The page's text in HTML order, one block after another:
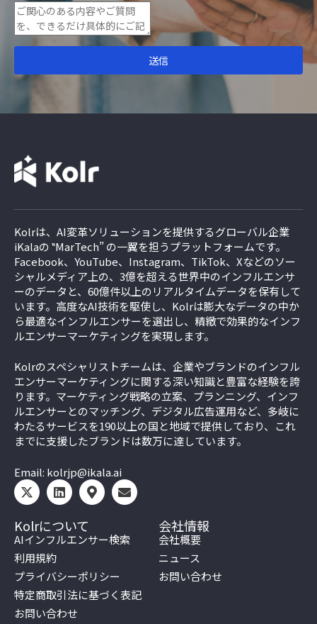
Kolrは、AI変革ソリューションを提供するグローバル企業
iKalaの ‟MarTech” の一翼を担うプラットフォームです。
Facebook、YouTube、Instagram、TikTok、Xなどのソー
シャルメディア上の、3億を超える世界中のインフルエンサ
ーのデータと、60億件以上のリアルタイムデータを保有して
います。高度なAI技術を駆使し、Kolrは膨大なデータの中か
ら最適なインフルエンサーを選出し、精緻で効果的なインフ
ルエンサーマーケティングを実現します。
Kolrのスペシャリストチームは、企業やブランドのインフル
エンサーマーケティングに関する深い知識と豊富な経験を誇
ります。マーケティング戦略の立案、プランニング、インフ
ルエンサーとのマッチング、デジタル広告運用など、多岐に
わたるサービスを190以上の国と地域で提供しており、これ
までに支援したブランドは数万に達しています。
Email: kolrjp@ikala.ai
Kolrについて
AIインフルエンサー検索
利用規約
プライバシーポリシー
特定商取引法に基づく表記
お問い合わせ
会社情報
会社概要
ニュース
お問い合わせ